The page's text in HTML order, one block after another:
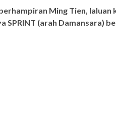
Ming Tien, laluan
SPRINT (arah Damansara)